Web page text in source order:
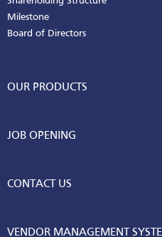
Milestone
Board of Directors
OUR PRODUCTS
JOB OPENING
CONTACT US
VENDOR MANAGEMENT